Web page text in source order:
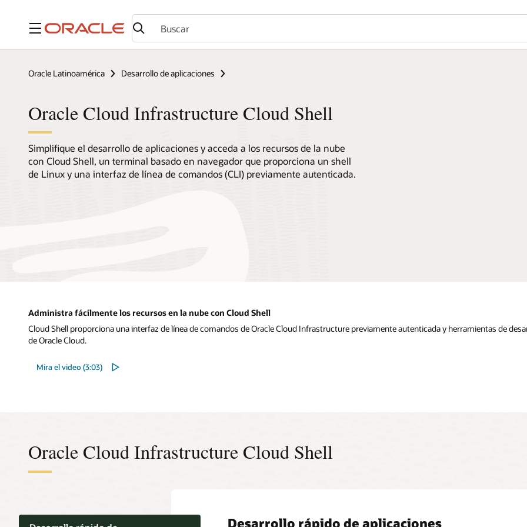
Menú
Oracle Latinoamérica Desarrollo de aplicaciones
Oracle Cloud Infrastructure Cloud Shell
Simplifique el desarrollo de aplicaciones y acceda a los recursos de la nube
con Cloud Shell, un terminal basado en navegador que proporciona un shell
de Linux y una interfaz de línea de comandos (CLI) previamente autenticada.
Administra fácilmente los recursos en la nube con Cloud Shell
Cloud Shell proporciona una interfaz de línea de comandos de Oracle Cloud Infrastructure previamente autenticada y herramientas de
de Oracle Cloud.
Mira el video (3:03)
Oracle Cloud Infrastructure Cloud Shell
Desarrollo rápido de aplicaciones
Fácil acceso
Interacción rápida con servicios en la